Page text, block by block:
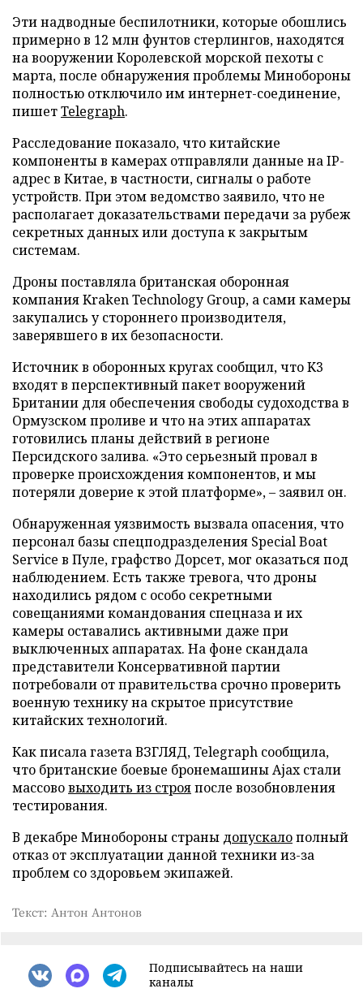
Эти надводные беспилотники, которые обошлись
примерно в 12 млн фунтов стерлингов, находятся
на вооружении Королевской морской пехоты с
марта, после обнаружения проблемы Минобороны
полностью отключило им интернет-соединение,
пишетTelegraph.
Расследование показало, что китайские
компоненты в камерах отправляли данные на IP-
адрес в Китае, в частности, сигналы о работе
устройств. При этом ведомство заявило, что не
располагает доказательствами передачи за рубеж
секретных данных или доступа к закрытым
системам.
Дроны поставляла британская оборонная
компания Kraken Technology Group, а сами камеры
закупались у стороннего производителя,
заверявшего в их безопасности.
Источник в оборонных кругах сообщил, что K3
входят в перспективный пакет вооружений
Британии для обеспечения свободы судоходства в
Ормузском проливе и что на этих аппаратах
готовились планы действий в регионе
Персидского залива. «Это серьезный провал в
проверке происхождения компонентов, и мы
потеряли доверие к этой платформе», – заявил он.
Обнаруженная уязвимость вызвала опасения, что
персонал базы спецподразделения Special Boat
Service в Пуле, графство Дорсет, мог оказаться под
наблюдением. Есть также тревога, что дроны
находились рядом с особо секретными
совещаниями командования спецназа и их
камеры оставались активными даже при
выключенных аппаратах. На фоне скандала
представители Консервативной партии
потребовали от правительства срочно проверить
военную технику на скрытое присутствие
китайских технологий.
Как писала газета ВЗГЛЯД, Telegraph сообщила,
что британские боевые бронемашины Ajax стали
массововыходить из строяпосле возобновления
тестирования.
В декабре Минобороны страны допускалополный
отказ от эксплуатации данной техники из-за
проблем со здоровьем экипажей.
Текст: Антон Антонов
Подписывайтесь на наши
каналы